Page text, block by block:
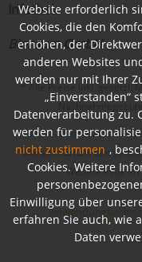
Infothek
Bioraum GmbH
* Alle Preise inkl. gesetzl.
** Rubio Monocoat hat im
Bioraum GmbH den
Weitere Infos im
Anwendungsvideos
Website erforderlich
Cookies, die den
erhöhen, der
anderen Websites
werden nur mit Ihrer
„Einverstanden“
Datenverarbeitung zu.
werden für
nicht zustimmen ,
Cookies. Weitere
Einwilligung über
erfahren Sie auch, wie
Daten